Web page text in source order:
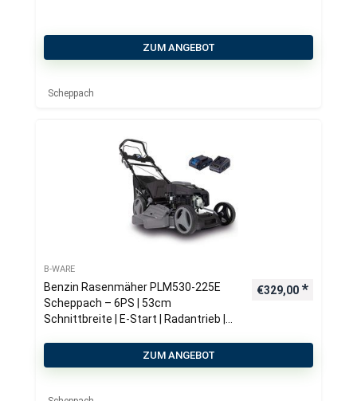
ZUM ANGEBOT
Scheppach
B-WARE
Benzin Rasenmäher PLM530-225E
Scheppach – 6PS | 53cm
Schnittbreite | E-Start | Radantrieb |
€329,00
ZUM ANGEBOT